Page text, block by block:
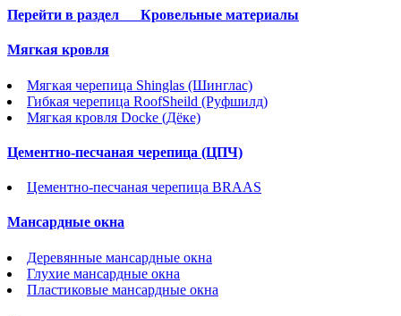
Перейти в раздел Кровельные материалы
Мягкая кровля
Мягкая черепица Shinglas (Шинглас)
Гибкая черепица RoofSheild (Руфшилд)
Мягкая кровля Docke (Дёке)
Цементно-песчаная черепица (ЦПЧ)
Цементно-песчаная черепица BRAAS
Мансардные окна
Деревянные мансардные окна
Глухие мансардные окна
Пластиковые мансардные окна